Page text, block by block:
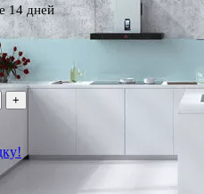
14 дней
+